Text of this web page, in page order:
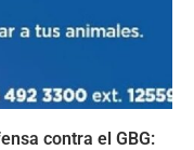
contra el GBG: